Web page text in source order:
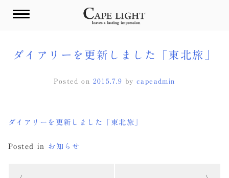
ダイアリーを更新しました「東北旅」
Posted on 2015.7.9 by capeadmin
ダイアリーを更新しました「東北旅」
Posted in お知らせ